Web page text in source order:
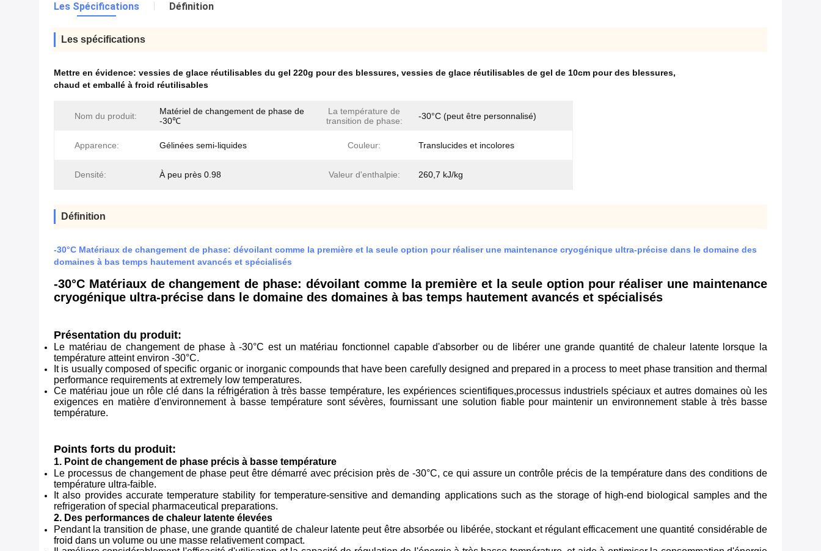
Les Spécifications Définition
Les spécifications
Mettre en évidence: vessies de glace réutilisables du gel 220g pour des blessures, vessies de glace réutilisables de gel de 10cm pour des blessures,
chaud et emballé à froid réutilisables
Nom du produit:
Matériel de changement de phase de
-30℃
La température de
transition de phase:
-30°C (peut être personnalisé)
Apparence: Gélinées semi-liquides Couleur: Translucides et incolores
Densité: À peu près 0.98 Valeur d'enthalpie: 260,7 kJ/kg
Définition
-30°C Matériaux de changement de phase: dévoilant comme la première et la seule option pour réaliser une maintenance cryogénique ultra-précise dans le domaine des
domaines à bas temps hautement avancés et spécialisés
-30°C Matériaux de changement de phase: dévoilant comme la première et la seule option pour réaliser une maintenance
cryogénique ultra-précise dans le domaine des domaines à bas temps hautement avancés et spécialisés
Présentation du produit:
Le matériau de changement de phase à -30°C est un matériau fonctionnel capable d'absorber ou de libérer une grande quantité de chaleur latente lorsque la
température atteint environ -30°C.
It is usually composed of specific organic or inorganic compounds that have been carefully designed and prepared in a process to meet phase transition and thermal
performance requirements at extremely low temperatures.
Ce matériau joue un rôle clé dans la réfrigération à très basse température, les expériences scientifiques,processus industriels spéciaux et autres domaines où les
exigences en matière d'environnement à basse température sont sévères, fournissant une solution fiable pour maintenir un environnement stable à très basse
température.
Points forts du produit:
1. Point de changement de phase précis à basse température
Le processus de changement de phase peut être démarré avec précision près de -30°C, ce qui assure un contrôle précis de la température dans des conditions de
température ultra-faible.
It also provides accurate temperature stability for temperature-sensitive and demanding applications such as the storage of high-end biological samples and the
refrigeration of special pharmaceutical preparations.
2. Des performances de chaleur latente élevées
Pendant la transition de phase, une grande quantité de chaleur latente peut être absorbée ou libérée, stockant et régulant efficacement une quantité considérable de
froid dans un volume ou une masse relativement compact.